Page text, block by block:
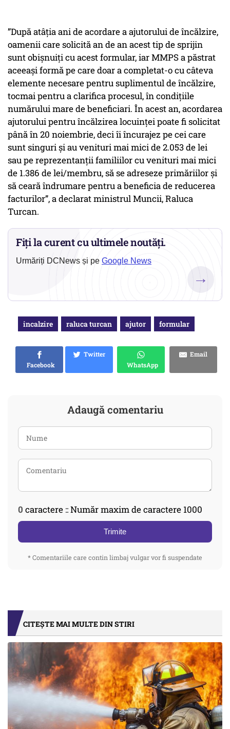
”După atâția ani de acordare a ajutorului de încălzire,
oamenii care solicită an de an acest tip de sprijin
sunt obișnuiți cu acest formular, iar MMPS a păstrat
aceeași formă pe care doar a completat-o cu câteva
elemente necesare pentru suplimentul de încălzire,
tocmai pentru a clarifica procesul, în condițiile
numărului mare de beneficiari. În acest an, acordarea
ajutorului pentru încălzirea locuinței poate fi solicitat
până în 20 noiembrie, deci îi încurajez pe cei care
sunt singuri și au venituri mai mici de 2.053 de lei
sau pe reprezentanții familiilor cu venituri mai mici
de 1.386 de lei/membru, să se adreseze primăriilor și
să ceară îndrumare pentru a beneficia de reducerea
facturilor”, a declarat ministrul Muncii, Raluca
Turcan.
Fiți la curent cu ultimele noutăți.
Urmăriți DCNews și pe Google News
→
incalzire raluca turcan ajutor formular
Facebook
Twitter
WhatsApp
Email
Adaugă comentariu
0 caractere :: Număr maxim de caractere 1000
Trimite
* Comentariile care contin limbaj vulgar vor fi suspendate
CITEȘTE MAI MULTE DIN STIRI